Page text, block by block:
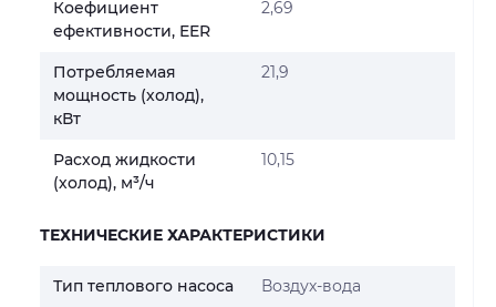
Коефициент
ефективности, EER
2,69
Потребляемая
мощность (холод),
кВт
21,9
Расход жидкости
(холод), м³/ч
10,15
ТЕХНИЧЕСКИЕ ХАРАКТЕРИСТИКИ
Тип теплового насоса Воздух-вода